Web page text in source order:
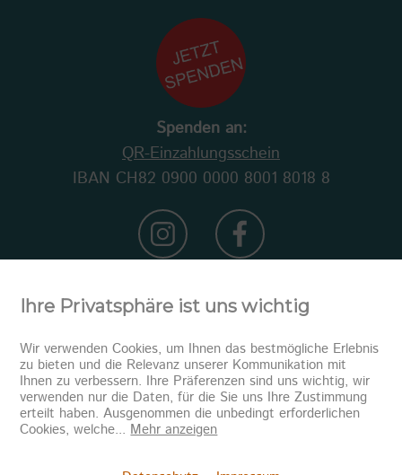
Spenden an:
QR-Einzahlungsschein
IBAN CH82 0900 0000 8001 8018 8
Newsletter abonnieren
Ihre Privatsphäre ist uns wichtig
Wir verwenden Cookies, um Ihnen das bestmögliche Erlebnis
zu bieten und die Relevanz unserer Kommunikation mit
Ihnen zu verbessern. Ihre Präferenzen sind uns wichtig, wir
verwenden nur die Daten, für die Sie uns Ihre Zustimmung
erteilt haben. Ausgenommen die unbedingt erforderlichen
Cookies, welche... Mehr anzeigen